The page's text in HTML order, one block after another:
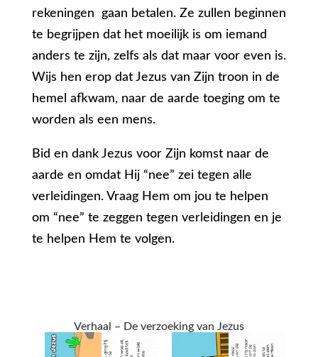
rekeningen gaan betalen. Ze zullen beginnen
te begrijpen dat het moeilijk is om iemand
anders te zijn, zelfs als dat maar voor even is.
Wijs hen erop dat Jezus van Zijn troon in de
hemel afkwam, naar de aarde toeging om te
worden als een mens.
Bid en dank Jezus voor Zijn komst naar de
aarde en omdat Hij “nee” zei tegen alle
verleidingen. Vraag Hem om jou te helpen
om “nee” te zeggen tegen verleidingen en je
te helpen Hem te volgen.
Verhaal – De verzoeking van Jezus